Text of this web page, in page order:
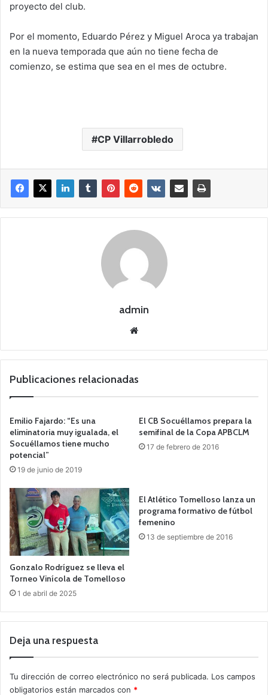
proyecto del club.
Por el momento, Eduardo Pérez y Miguel Aroca ya trabajan
en la nueva temporada que aún no tiene fecha de
comienzo, se estima que sea en el mes de octubre.
CP Villarrobledo
admin
we
Publicaciones relacionadas
Emilio Fajardo: “Es una
eliminatoria muy igualada, el
Socuéllamos tiene mucho
potencial”
19 de junio de 2019
El CB Socuéllamos prepara la
semifinal de la Copa APBCLM
17 de febrero de 2016
Gonzalo Rodríguez se lleva el
Torneo Vinícola de Tomelloso
1 de abril de 2025
El Atlético Tomelloso lanza un
programa formativo de fútbol
femenino
13 de septiembre de 2016
Deja una respuesta
Tu dirección de correo electrónico no será publicada. Los campos
obligatorios están marcados con *